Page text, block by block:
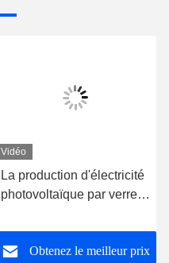
Vidéo
La production d'électricité
photovoltaïque par verre
d'énergie pour les
bâtimentsObtenez le meilleur prix